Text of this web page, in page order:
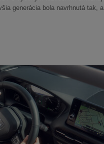
generácia bola navrhnutá tak,